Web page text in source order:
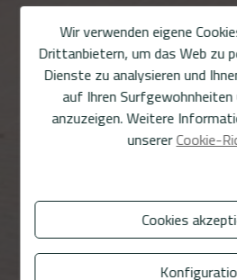
Wir verwenden eigene
Drittanbietern, um das Web zu
Dienste zu analysieren und
auf Ihren
anzuzeigen. Weitere
unsererCookie-
Cookies